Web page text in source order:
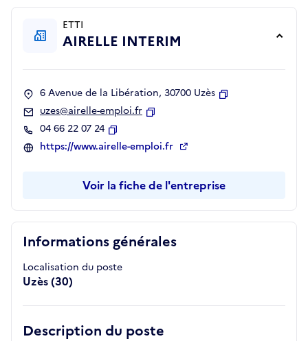
Informations générales
Localisation du poste
Uzès (30)
Description du poste
ETTI
AIRELLE INTERIM
6 Avenue de la Libération, 30700 Uzès
uzes@airelle-emploi.fr
04 66 22 07 24
Copier
https://www.airelle-emploi.fr
Voir la fiche de l'entreprise